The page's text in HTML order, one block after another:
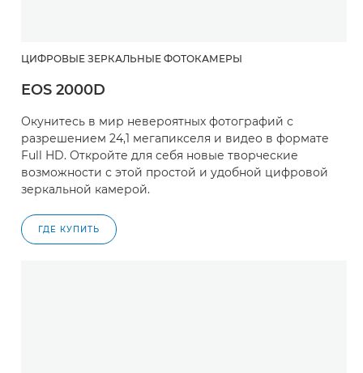
ЦИФРОВЫЕ ЗЕРКАЛЬНЫЕ ФОТОКАМЕРЫ
EOS 2000D
Окунитесь в мир невероятных фотографий с
разрешением 24,1 мегапикселя и видео в формате
Full HD. Откройте для себя новые творческие
возможности с этой простой и удобной цифровой
зеркальной камерой.
ГДЕ КУПИТЬ